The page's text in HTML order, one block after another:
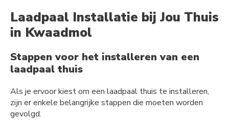
Laadpaal Installatie bij Jou Thuis
in Kwaadmol
Stappen voor het installeren van een
laadpaal thuis
Als je ervoor kiest om een laadpaal thuis te installeren,
zijn er enkele belangrijke stappen die moeten worden
gevolgd.